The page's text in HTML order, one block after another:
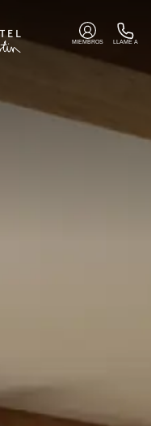
MIEMBROS LLAME A